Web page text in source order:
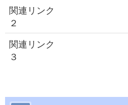
関連リンク
２
関連リンク
３